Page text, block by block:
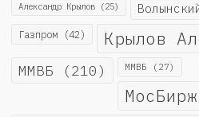
Александр Крылов (25)
Газпром (42) Крылов
ММВБ (210) ММВБ (27)